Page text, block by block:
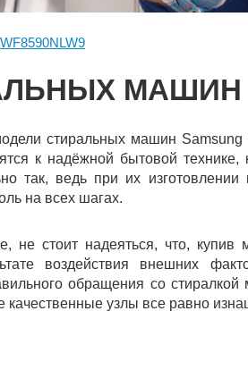
WF8590NLW9
МАШИН
стиральных машин Samsung
к надёжной бытовой
так, ведь при их
на всех шагах.
не стоит надеяться, что,
воздействия внешних
обращения со
качественные узлы все равно